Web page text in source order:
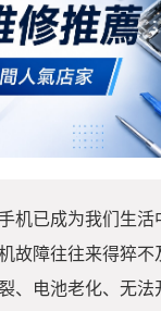
机已成为我们生
故障往往来得猝不
、电池老化、无法